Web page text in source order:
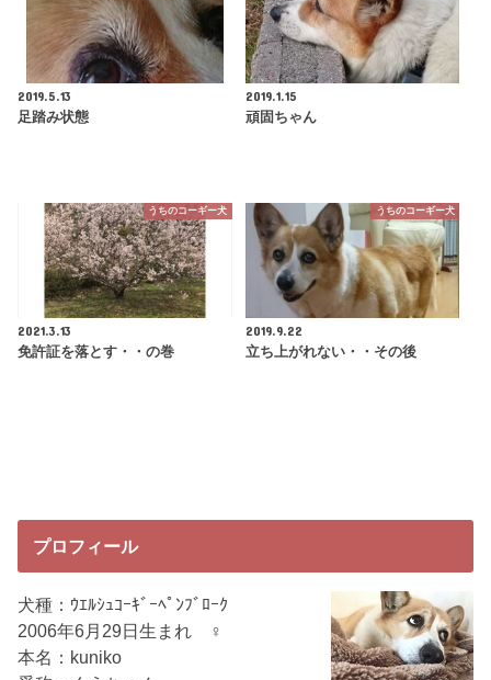
2019.5.13
足踏み状態
2019.1.15
頑固ちゃん
うちのコーギー犬
2021.3.13
免許証を落とす・・の巻
うちのコーギー犬
2019.9.22
立ち上がれない・・その後
プロフィール
犬種：ｳｴﾙｼｭｺｰｷﾞｰﾍﾟﾝﾌﾞﾛｰｸ
2006年6月29日生まれ ♀
本名：kuniko